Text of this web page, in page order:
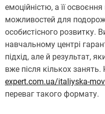
емоційністю, а її
можливостей для
особистісного розвитку.
навчальному центрі
підхід, але й результат,
вже після кількох занять.
expert.com.ua/italiyska-
переваг такого формату.